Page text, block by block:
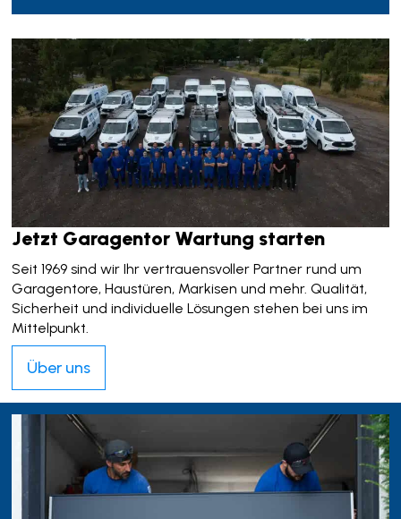
Jetzt Garagentor Wartung starten
Seit 1969 sind wir Ihr vertrauensvoller Partner rund um
Garagentore, Haustüren, Markisen und mehr. Qualität,
Sicherheit und individuelle Lösungen stehen bei uns im
Mittelpunkt.
Über uns